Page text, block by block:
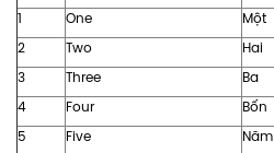
1 One
Một
2
Two
Hai
3
Three
Ba
4
Four
Bốn
5
Five
Năm